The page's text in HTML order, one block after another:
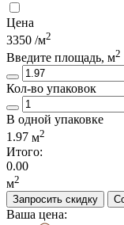
Цена
3350 /м2
Введите площадь, м2
Кол-во упаковок
В одной упаковке
1.97 м2
Итого:
0.00
м2
Запросить скидку
Ваша цена: